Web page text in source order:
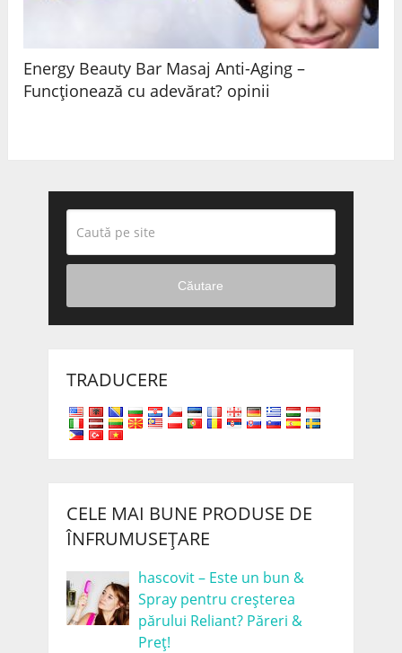
Energy Beauty Bar Masaj Anti-Aging –
Funcționează cu adevărat? opinii
Căutare
TRADUCERE
CELE MAI BUNE PRODUSE DE
ÎNFRUMUSEȚARE
hascovit – Este un bun &
Spray pentru creșterea
părului Reliant? Păreri &
Preț!